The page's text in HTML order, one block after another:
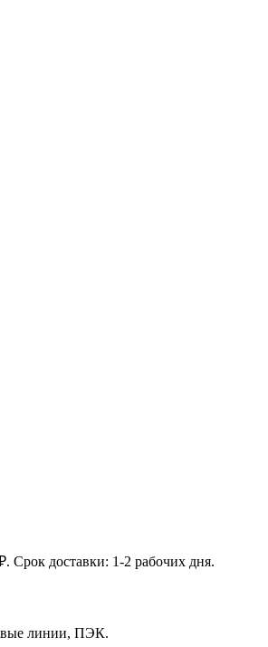
Срок доставки: 1-2 рабочих дня.
линии, ПЭК.